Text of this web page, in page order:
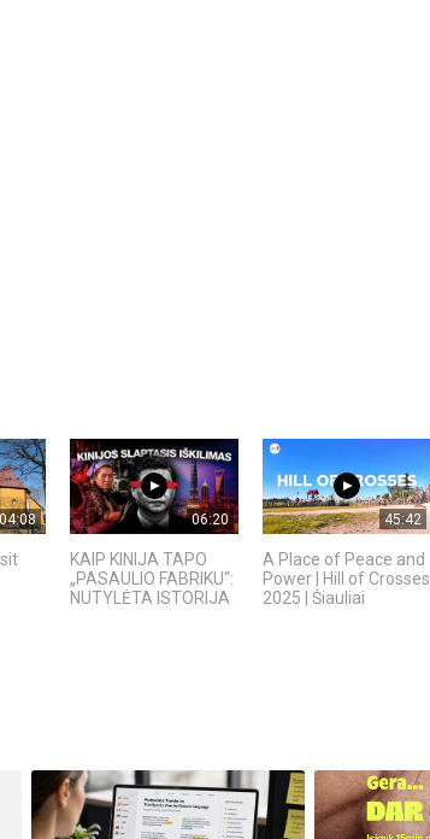
04:08 06:20
KAIP KINIJA TAPO
„PASAULIO FABRIKU“:
NUTYLĖTA ISTORIJA
45:42
A Place of Peace and
Power | Hill of Crosses
2025 | Šiauliai